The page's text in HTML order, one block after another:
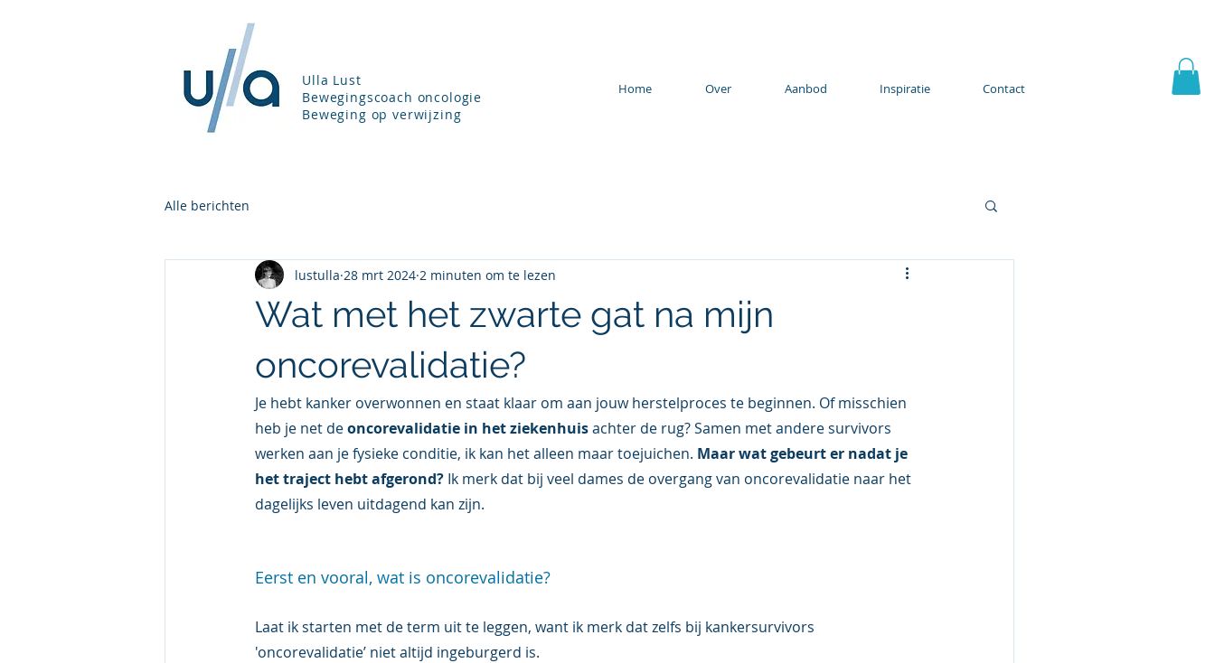
Ulla Lust
Bewegingscoach oncologie
Beweging op verwijzing
Home Over Aanbod Inspiratie Contact
Alle berichten
Wat met het zwarte gat na mijn
oncorevalidatie?
lustulla 28 mrt 2024 2 minuten om te lezen
Je hebt kanker overwonnen en staat klaar om aan jouw herstelproces te beginnen. Of misschien
heb je net de oncorevalidatie in het ziekenhuis achter de rug? Samen met andere survivors
werken aan je fysieke conditie, ik kan het alleen maar toejuichen. Maar wat gebeurt er nadat je
het traject hebt afgerond? Ik merk dat bij veel dames de overgang van oncorevalidatie naar het
dagelijks leven uitdagend kan zijn.
Eerst en vooral, wat is oncorevalidatie?
Laat ik starten met de term uit te leggen, want ik merk dat zelfs bij kankersurvivors
'oncorevalidatie’ niet altijd ingeburgerd is.